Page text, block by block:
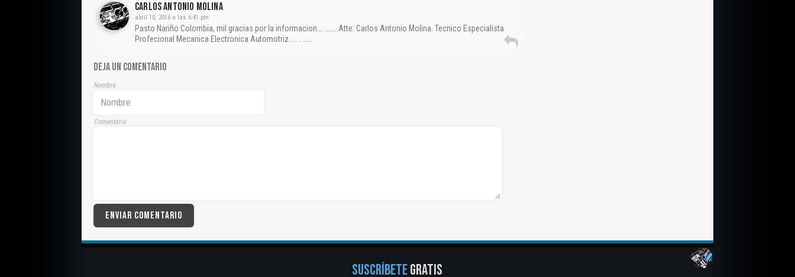
CARLOS ANTONIO MOLINA
abril 10, 2016 a las 6:41 pm
Pasto Nariño Colombia, mil gracias por la informacion…. ……..Atte: Carlos Antonio Molina. Tecnico Especialista
Profecional Mecanica Electronica Automotriz….. . ……
DEJA UN COMENTARIO
Nombre
Comentario
SUSCRÍBETEGRATIS